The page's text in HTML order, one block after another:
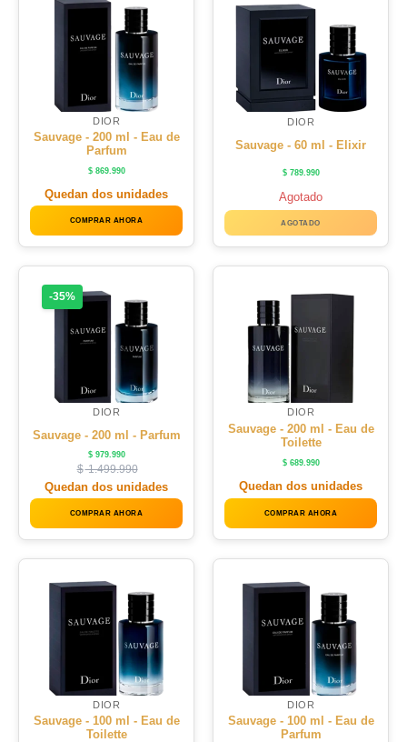
DIOR
Sauvage - 200 ml - Eau de
Parfum
$869.990
Quedan dos unidades
COMPRAR AHORA
DIOR
Sauvage - 60 ml - Elixir
$789.990
Agotado
AGOTADO
-35%
DIOR
Sauvage - 200 ml - Parfum
$979.990
$1.499.990
Quedan dos unidades
COMPRAR AHORA
DIOR
Sauvage - 200 ml - Eau de
Toilette
$689.990
Quedan dos unidades
COMPRAR AHORA
DIOR
Sauvage - 100 ml - Eau de
Toilette
DIOR
Sauvage - 100 ml - Eau de
Parfum